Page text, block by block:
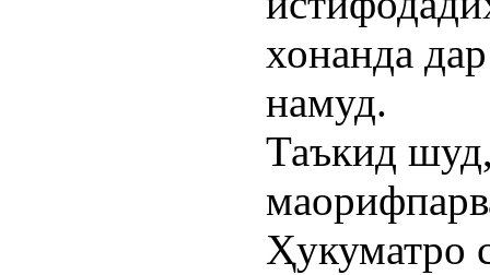
хонанда
намуд.
Таъкид
Ҳукуматро